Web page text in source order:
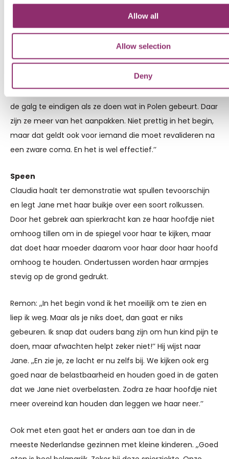
Allow all
Allow selection
Deny
het lichaam doen. Fysiotherapie doet wonderen.’’
Het stel kiest daarbij voor een aanpak die hen in Polen
werd geadviseerd. ,,In het Nederlandse ziekenhuis zijn ze
heel voorzichtig’’, zegt Remon. ,,Daar blijft het bij ‘klap
eens in je handjes, blij blij blij en op je boze bolletje’ om
beweging te stimuleren. Artsen zijn als de dood om aan
de galg te eindigen als ze doen wat in Polen gebeurt. Daar
zijn ze meer van het aanpakken. Niet prettig in het begin,
maar dat geldt ook voor iemand die moet revalideren na
een zware coma. En het is wel effectief.’’
Speen
Claudia haalt ter demonstratie wat spullen tevoorschijn
en legt Jane met haar buikje over een soort rolkussen.
Door het gebrek aan spierkracht kan ze haar hoofdje niet
omhoog tillen om in de spiegel voor haar te kijken, maar
dat doet haar moeder daarom voor haar door haar hoofd
omhoog te houden. Ondertussen worden haar armpjes
stevig op de grond gedrukt.
Remon: ,,In het begin vond ik het moeilijk om te zien en
liep ik weg. Maar als je niks doet, dan gaat er niks
gebeuren. Ik snap dat ouders bang zijn om hun kind pijn te
doen, maar afwachten helpt zeker niet!’’ Hij wijst naar
Jane. ,,En zie je, ze lacht er nu zelfs bij. We kijken ook erg
goed naar de belastbaarheid en houden goed in de gaten
dat we Jane niet overbelasten. Zodra ze haar hoofdje niet
meer overeind kan houden dan leggen we haar neer.’’
Ook met eten gaat het er anders aan toe dan in de
meeste Nederlandse gezinnen met kleine kinderen. ,,Goed